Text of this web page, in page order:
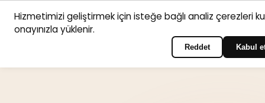
AnasayfaHizmet Psikologlarİletişim
Hizmetimizi geliştirmek için isteğe bağlı analiz çerezleri
onayınızla yüklenir.
Reddet Kabul